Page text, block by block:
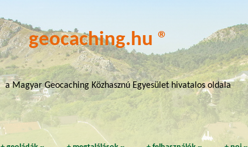
geocaching.hu ®
a Magyar Geocaching Közhasznú Egyesület hivatalos oldala